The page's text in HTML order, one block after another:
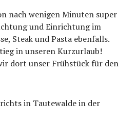
nach wenigen Minuten super
und Einrichtung im
Steak und Pasta ebenfalls.
in unseren Kurzurlaub!
dort unser Frühstück für den